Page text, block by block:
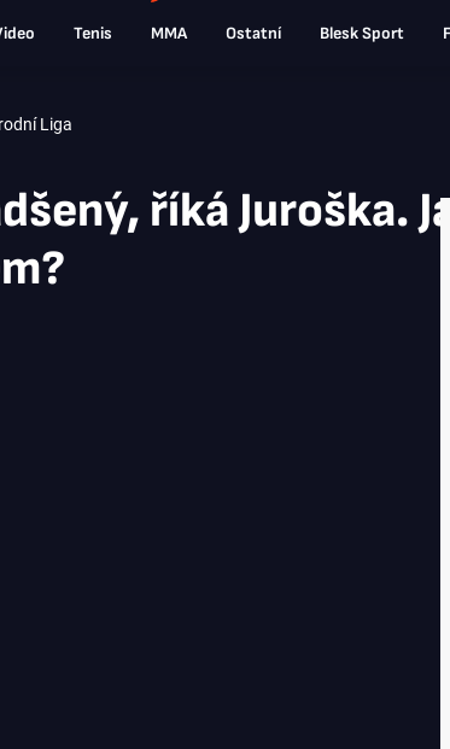
Tenis MMA Ostatní Blesk Sport
Liga
říká Juroška.